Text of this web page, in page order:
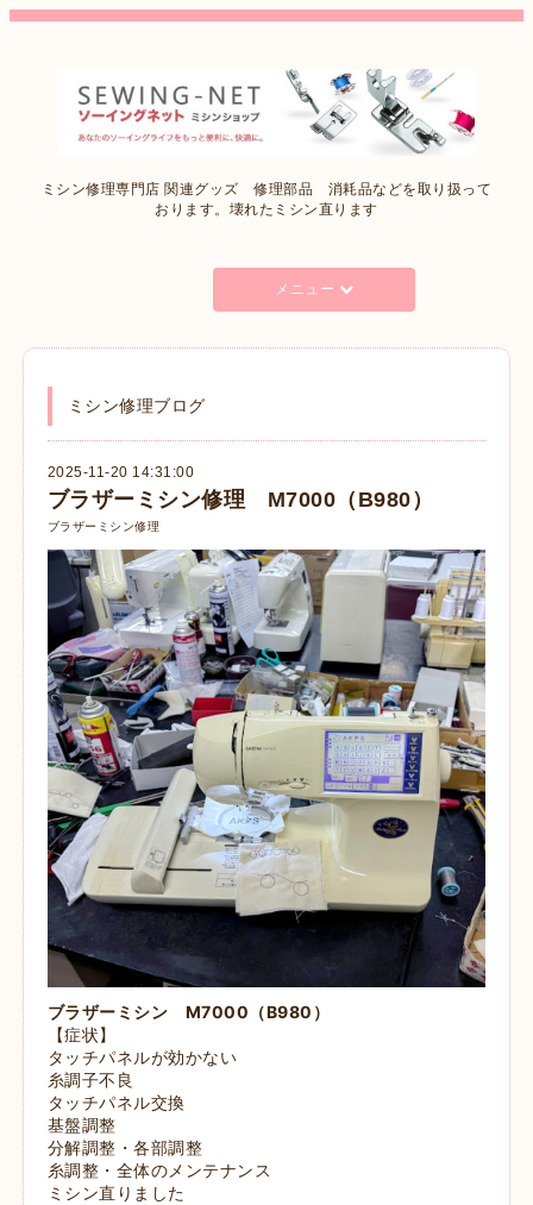
ミシン修理専門店 関連グッズ 修理部品 消耗品などを取り扱って
おります。壊れたミシン直ります
メニュー
ミシン修理ブログ
2025-11-20 14:31:00
ブラザーミシン修理 M7000（B980）
ブラザーミシン修理
ブラザーミシン M7000（B980）
【症状】
タッチパネルが効かない
糸調子不良
タッチパネル交換
基盤調整
分解調整・各部調整
糸調整・全体のメンテナンス
ミシン直りました